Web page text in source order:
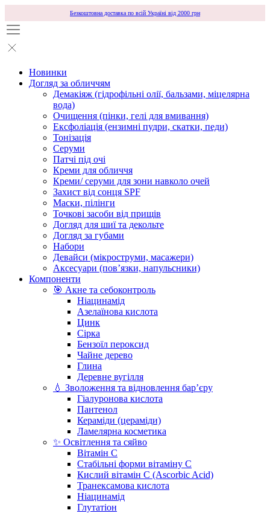
Безкоштовна доставка по всій Україні від 2000 грн
Новинки
Догляд за обличчям
Демакіяж (гідрофільні олії, бальзами, міцелярна
вода)
Очищення (пінки, гелі для вмивання)
Ексфоліація (ензимні пудри, скатки, педи)
Тонізація
Серуми
Патчі під очі
Креми для обличчя
Креми/ серуми для зони навколо очей
Захист від сонця SPF
Маски, пілінги
Точкові засоби від прищів
Догляд для шиї та декольте
Догляд за губами
Набори
Девайси (мікроструми, масажери)
Аксесуари (повʼязки, напульсники)
Компоненти
🎯 Акне та себоконтроль
Ніацинамід
Азелаїнова кислота
Цинк
Сірка
Бензоїл пероксид
Чайне дерево
Глина
Деревне вугілля
💧 Зволоження та відновлення бар’єру
Гіалуронова кислота
Пантенол
Кераміди (цераміди)
Ламелярна косметика
✨ Освітлення та сяйво
Вітамін С
Стабільні форми вітаміну С
Кислий вітамін С (Ascorbic Acid)
Транексамова кислота
Ніацинамід
Глутатіон